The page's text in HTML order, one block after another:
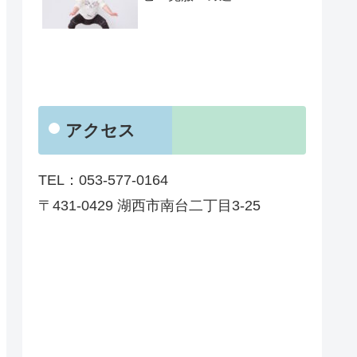
アクセス
TEL：053-577-0164
〒431-0429 湖西市南台二丁目3-25